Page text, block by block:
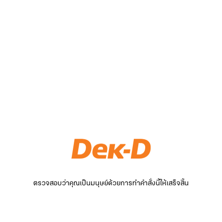
ตรวจสอบว่าคุณเป็นมนุษย์ด้วยการทำคำสั่งนี้ให้เสร็จสิ้น